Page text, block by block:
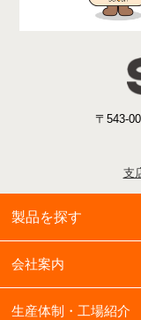
〒543-
支
製品を探す
会社案内
生産体制・工場紹介